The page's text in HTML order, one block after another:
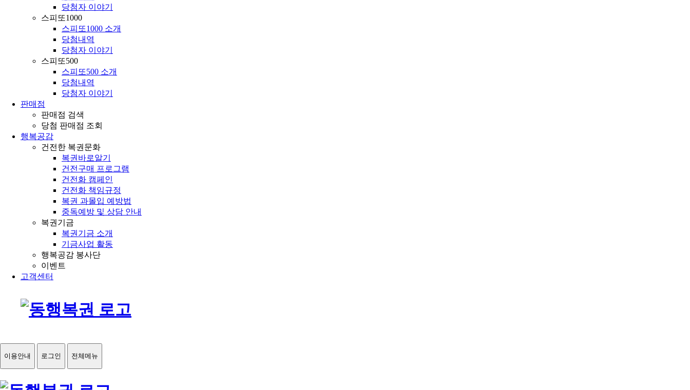
당첨자 이야기
스피또1000
스피또1000 소개
당첨내역
당첨자 이야기
스피또500
스피또500 소개
당첨내역
당첨자 이야기
판매점
판매점 검색
당첨 판매점 조회
행복공감
건전한 복권문화
복권바로알기
건전구매 프로그램
건전화 캠페인
건전화 책임규정
복권 과몰입 예방법
중독예방 및 상담 안내
복권기금
복권기금 소개
기금사업 활동
행복공감 봉사단
이벤트
고객센터
이용안내 로그인 전체메뉴